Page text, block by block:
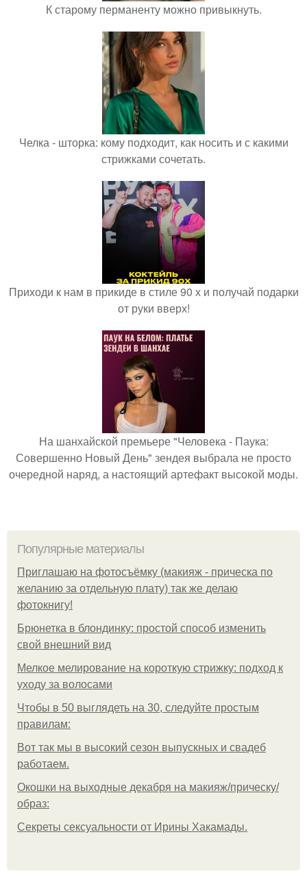
К старому перманенту можно привыкнуть.
Челка - шторка: кому подходит, как носить и с какими
стрижками сочетать.
Приходи к нам в прикиде в стиле 90 х и получай подарки
от руки вверх!
На шанхайской премьере "Человека - Паука:
Совершенно Новый День" зендея выбрала не просто
очередной наряд, а настоящий артефакт высокой моды.
Популярные материалы
Приглашаю на фотосъёмку (макияж - прическа по
желанию за отдельную плату) так же делаю
фотокнигу!
Брюнетка в блондинку: простой способ изменить
свой внешний вид
Мелкое мелирование на короткую стрижку: подход к
уходу за волосами
Чтобы в 50 выглядеть на 30, следуйте простым
правилам:
Вот так мы в высокий сезон выпускных и свадеб
работаем.
Окошки на выходные декабря на макияж/прическу/
образ:
Секреты сексуальности от Ирины Хакамады.